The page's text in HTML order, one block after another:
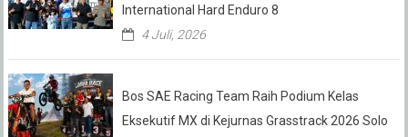
International Hard Enduro 8
4 Juli, 2026
Bos SAE Racing Team Raih Podium Kelas
Eksekutif MX di Kejurnas Grasstrack 2026 Solo